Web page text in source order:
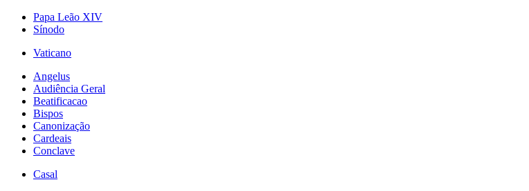
Papa Leão XIV
Sínodo
Vaticano
Angelus
Audiência Geral
Beatificacao
Bispos
Canonização
Cardeais
Conclave
Casal